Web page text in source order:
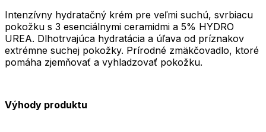
Intenzívny hydratačný krém pre veľmi suchú, svrbiacu
pokožku s 3 esenciálnymi ceramidmi a 5% HYDRO
UREA. Dlhotrvajúca hydratácia a úľava od príznakov
extrémne suchej pokožky. Prírodné zmäkčovadlo, ktoré
pomáha zjemňovať a vyhladzovať pokožku.
Výhody produktu